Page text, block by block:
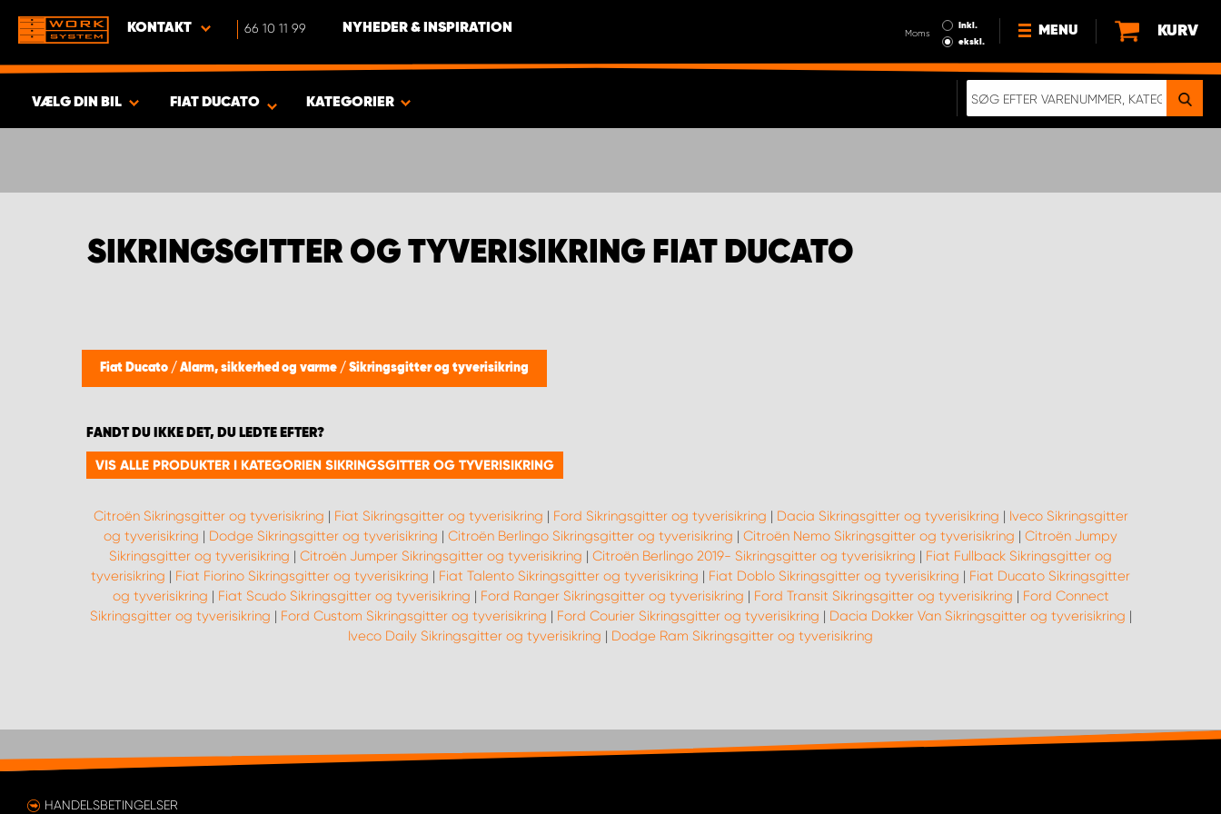
KONTAKT 66 10 11 99 NYHEDER & INSPIRATION Moms
Inkl.
ekskl.
MENU
HVORFOR VÆLGE WORK
KURV
VÆLG DIN BIL FIAT DUCATO KATEGORIER
SIKRINGSGITTER OG TYVERISIKRING FIAT DUCATO
Fiat Ducato / Alarm, sikkerhed og varme / Sikringsgitter og tyverisikring
FANDT DU IKKE DET, DU LEDTE EFTER?
VIS ALLE PRODUKTER I KATEGORIEN SIKRINGSGITTER OG TYVERISIKRING
Citroën Sikringsgitter og tyverisikring | Fiat Sikringsgitter og tyverisikring | Ford Sikringsgitter og tyverisikring | Dacia Sikringsgitter og tyverisikring | Iveco Sikringsgitter
og tyverisikring | Dodge Sikringsgitter og tyverisikring | Citroën Berlingo Sikringsgitter og tyverisikring | Citroën Nemo Sikringsgitter og tyverisikring | Citroën Jumpy
Sikringsgitter og tyverisikring | Citroën Jumper Sikringsgitter og tyverisikring | Citroën Berlingo 2019- Sikringsgitter og tyverisikring | Fiat Fullback Sikringsgitter og
tyverisikring | Fiat Fiorino Sikringsgitter og tyverisikring | Fiat Talento Sikringsgitter og tyverisikring | Fiat Doblo Sikringsgitter og tyverisikring | Fiat Ducato Sikringsgitter
og tyverisikring | Fiat Scudo Sikringsgitter og tyverisikring | Ford Ranger Sikringsgitter og tyverisikring | Ford Transit Sikringsgitter og tyverisikring | Ford Connect
Sikringsgitter og tyverisikring | Ford Custom Sikringsgitter og tyverisikring | Ford Courier Sikringsgitter og tyverisikring | Dacia Dokker Van Sikringsgitter og tyverisikring |
Iveco Daily Sikringsgitter og tyverisikring | Dodge Ram Sikringsgitter og tyverisikring
HANDELSBETINGELSER